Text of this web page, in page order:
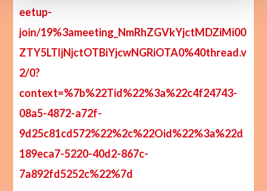
eetup-
join/19%3ameeting_NmRhZGVkYjctMDZiMi00
ZTY5LTljNjctOTBiYjcwNGRiOTA0%40thread.v
2/0?
context=%7b%22Tid%22%3a%22c4f24743-
08a5-4872-a72f-
9d25c81cd572%22%2c%22Oid%22%3a%22d
189eca7-5220-40d2-867c-
7a892fd5252c%22%7d